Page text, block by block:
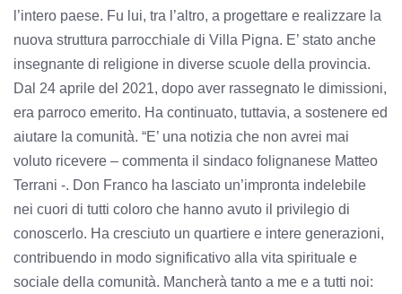
l’intero paese. Fu lui, tra l’altro, a progettare e realizzare la
nuova struttura parrocchiale di Villa Pigna. E’ stato anche
insegnante di religione in diverse scuole della provincia.
Dal 24 aprile del 2021, dopo aver rassegnato le dimissioni,
era parroco emerito. Ha continuato, tuttavia, a sostenere ed
aiutare la comunità. “E’ una notizia che non avrei mai
voluto ricevere – commenta il sindaco folignanese Matteo
Terrani -. Don Franco ha lasciato un’impronta indelebile
nei cuori di tutti coloro che hanno avuto il privilegio di
conoscerlo. Ha cresciuto un quartiere e intere generazioni,
contribuendo in modo significativo alla vita spirituale e
sociale della comunità. Mancherà tanto a me e a tutti noi: